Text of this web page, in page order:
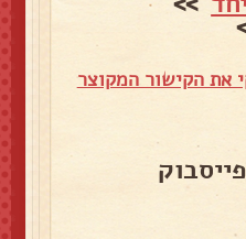
את הקישור המקוצר